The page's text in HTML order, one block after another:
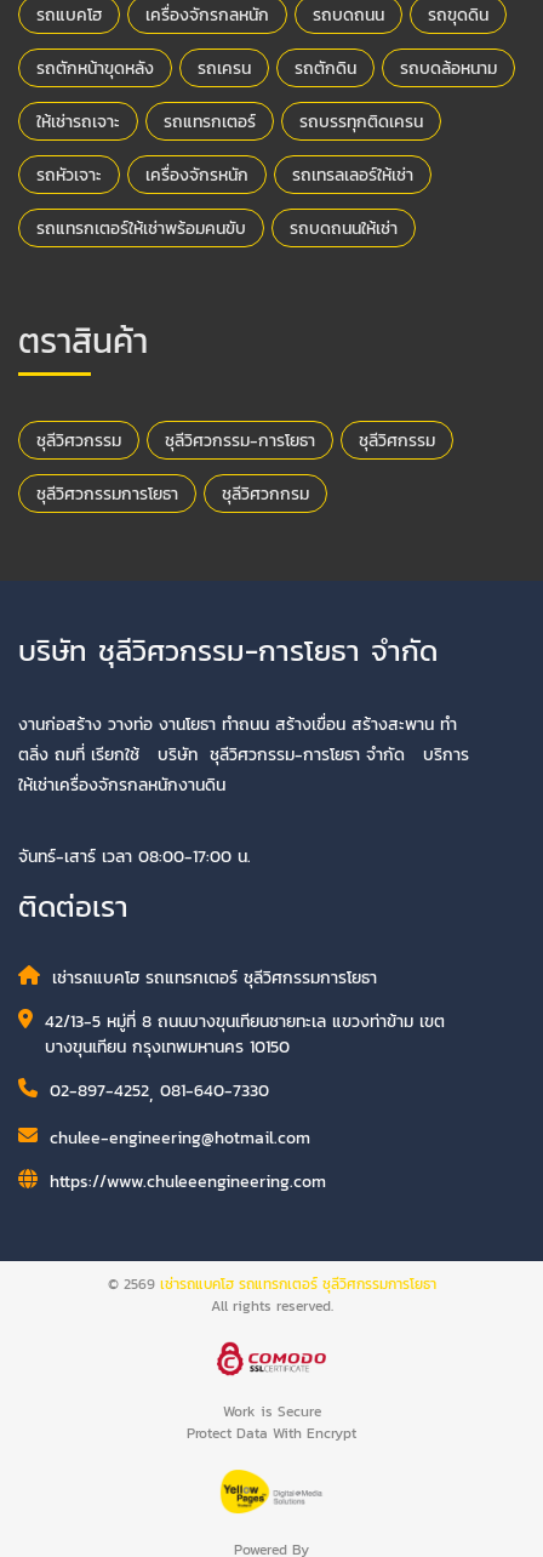
รถแบคโฮ เครื่องจักรกลหนัก รถบดถนน รถขุดดิน
รถตักหน้าขุดหลัง รถเครน รถตักดิน รถบดล้อหนาม
ให้เช่ารถเจาะ รถแทรกเตอร์ รถบรรทุกติดเครน
รถหัวเจาะ เครื่องจักรหนัก รถเทรลเลอร์ให้เช่า
รถแทรกเตอร์ให้เช่าพร้อมคนขับ รถบดถนนให้เช่า
ตราสินค้า
ชุลีวิศวกรรม ชุลีวิศวกรรม-การโยธา ชุลีวิศกรรม
ชุลีวิศวกรรมการโยธา ชุลีวิศวกกรม
บริษัท ชุลีวิศวกรรม-การโยธา จำกัด
งานก่อสร้าง วางท่อ งานโยธา ทำถนน สร้างเขื่อน สร้างสะพาน ทำ
ตลิ่ง ถมที่ เรียกใช้ บริษัท ชุลีวิศวกรรม-การโยธา จำกัด บริการ
ให้เช่าเครื่องจักรกลหนักงานดิน
จันทร์-เสาร์ เวลา 08:00-17:00 น.
ติดต่อเรา
เช่ารถแบคโฮ รถแทรกเตอร์ ชุลีวิศกรรมการโยธา
42/13-5 หมู่ที่ 8 ถนนบางขุนเทียนชายทะเล แขวงท่าข้าม เขต
บางขุนเทียน กรุงเทพมหานคร 10150
02-897-4252, 081-640-7330
chulee-engineering@hotmail.com
https://www.chuleeengineering.com
© 2569 เช่ารถแบคโฮ รถแทรกเตอร์ ชุลีวิศกรรมการโยธา
All rights reserved.
Work is Secure
Protect Data With Encrypt
Powered By